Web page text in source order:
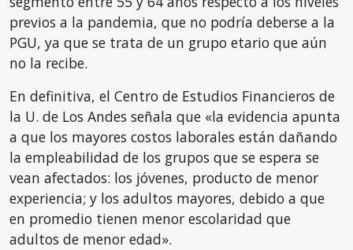
previos a la pandemia, que no podría deberse a la
PGU, ya que se trata de un grupo etario que aún
no la recibe.
En definitiva, el Centro de Estudios Financieros de
la U. de Los Andes señala que «la evidencia apunta
a que los mayores costos laborales están dañando
la empleabilidad de los grupos que se espera se
vean afectados: los jóvenes, producto de menor
experiencia; y los adultos mayores, debido a que
en promedio tienen menor escolaridad que
adultos de menor edad».